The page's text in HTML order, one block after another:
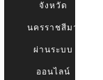
จังหวัด
นครราชสีมา
ผ่านระบบ
ออนไลน์